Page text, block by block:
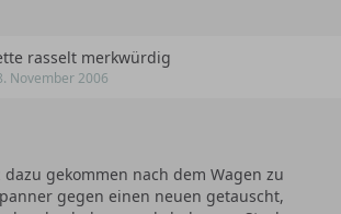
rasselt merkwürdig
November 2006
gekommen nach dem Wagen zu
gegen einen neuen getauscht,